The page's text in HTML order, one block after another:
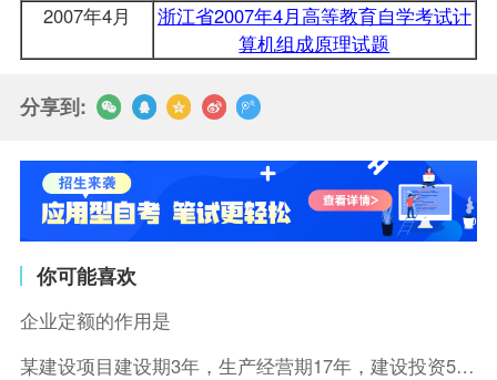
2007年4月
浙江省2007年4月高等教育自学考试计
算机组成原理试题
分享到:
你可能喜欢
企业定额的作用是
某建设项目建设期3年，生产经营期17年，建设投资5500万元